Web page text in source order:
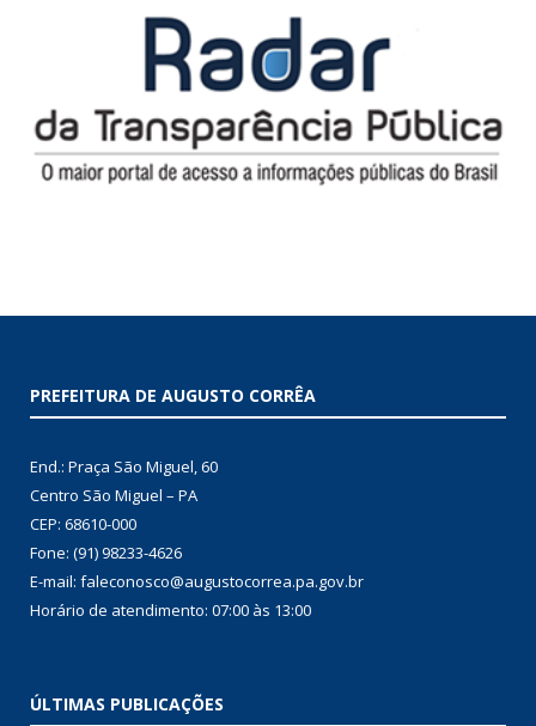
PREFEITURA DE AUGUSTO CORRÊA
End.: Praça São Miguel, 60
Centro São Miguel – PA
CEP: 68610-000
Fone: (91) 98233-4626
E-mail: faleconosco@augustocorrea.pa.gov.br
Horário de atendimento: 07:00 às 13:00
ÚLTIMAS PUBLICAÇÕES